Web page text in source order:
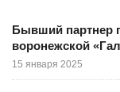
Бывший партнер
воронежской
15 января 2025